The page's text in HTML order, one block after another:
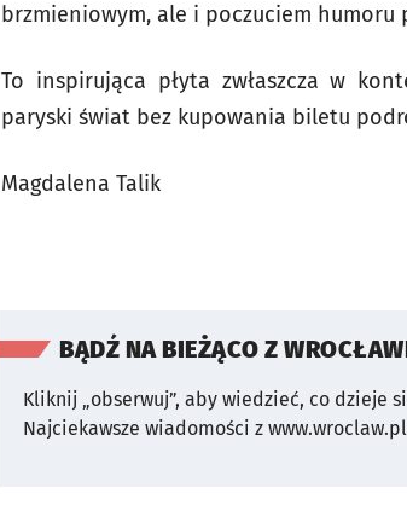
brzmieniowym, ale i poczuciem humoru
To inspirująca płyta zwłaszcza w
paryski świat bez kupowania biletu
Magdalena Talik
BĄDŹ NA BIEŻĄCO Z
Kliknij „obserwuj”, aby wiedzieć, co dzieje
Najciekawsze wiadomości z